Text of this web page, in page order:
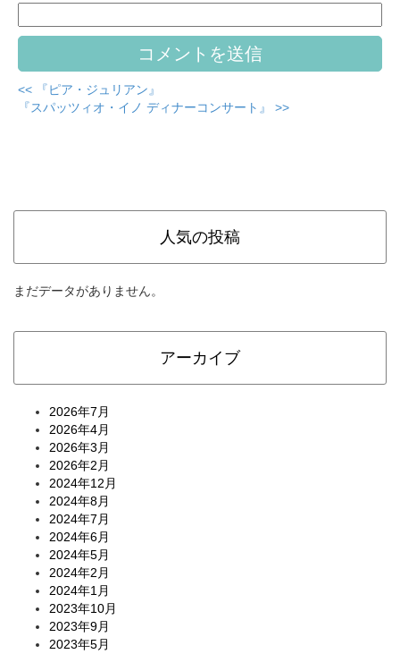
<< 『ピア・ジュリアン』
『スパッツィオ・イノ ディナーコンサート』 >>
人気の投稿
まだデータがありません。
アーカイブ
2026年7月
2026年4月
2026年3月
2026年2月
2024年12月
2024年8月
2024年7月
2024年6月
2024年5月
2024年2月
2024年1月
2023年10月
2023年9月
2023年5月